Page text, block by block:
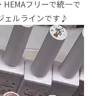
フリーで統一で
ェルラインです♪